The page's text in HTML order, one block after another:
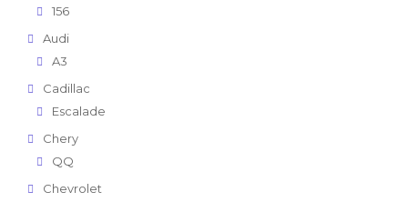
156
Audi
A3
Cadillac
Escalade
Chery
QQ
Chevrolet